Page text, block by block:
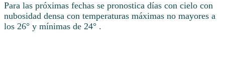
Para las próximas fechas se pronostica días con cielo con
nubosidad densa con temperaturas máximas no mayores a
los 26° y mínimas de 24° .